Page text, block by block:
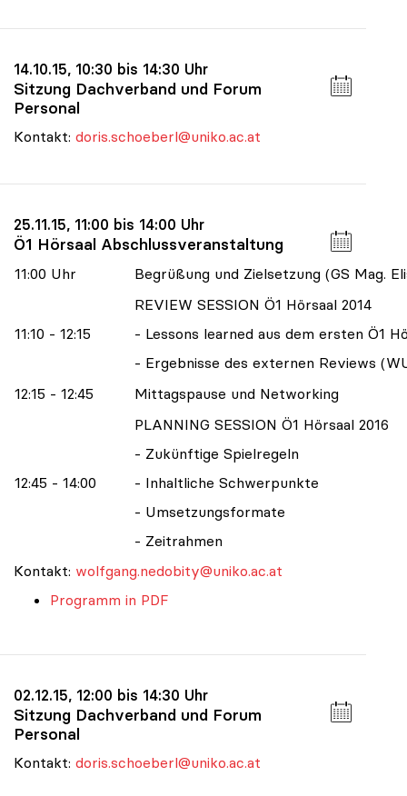
14.10.15, 10:30 bis 14:30 Uhr
Sitzung Dachverband und Forum
Personal
Kontakt: doris.schoeberl@uniko.ac.at
25.11.15, 11:00 bis 14:00 Uhr
Ö1 Hörsaal Abschlussveranstaltung
11:00 Uhr Begrüßung und Zielsetzung (GS Mag.
11:10 - 12:15
REVIEW SESSION Ö1 Hörsaal 2014
- Lessons learned aus dem ersten Ö1
- Ergebnisse des externen Reviews
12:15 - 12:45
Mittagspause und Networking
12:45 - 14:00
PLANNING SESSION Ö1 Hörsaal 2016
- Zukünftige Spielregeln
- Inhaltliche Schwerpunkte
- Umsetzungsformate
- Zeitrahmen
Kontakt: wolfgang.nedobity@uniko.ac.at
Programm in PDF
02.12.15, 12:00 bis 14:30 Uhr
Sitzung Dachverband und Forum
Personal
Kontakt: doris.schoeberl@uniko.ac.at